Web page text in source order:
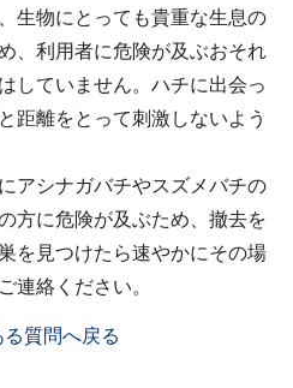
生物にとっても貴重な生息の
、利用者に危険が及ぶおそれ
していません。ハチに出会っ
距離をとって刺激しないよう
アシナガバチやスズメバチの
方に危険が及ぶため、撤去を
を見つけたら速やかにその場
連絡ください。
質問へ戻る